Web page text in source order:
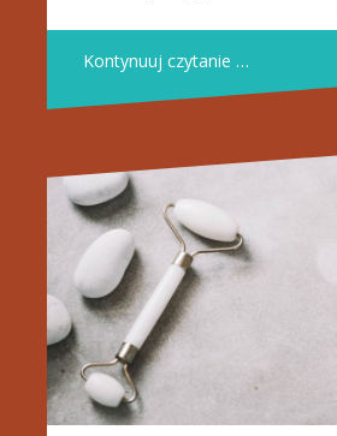
Kontynuuj czytanie …